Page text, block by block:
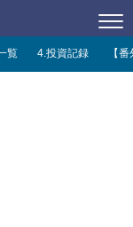
覧 4.投資記録 【